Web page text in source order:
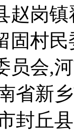
赵岗
固村
员会,
省新
封丘